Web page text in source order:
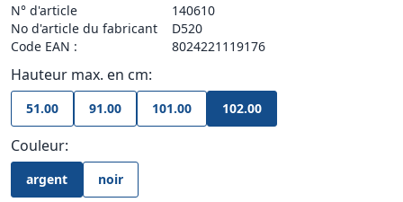
N° d'article
140610
No d'article du fabricant
D520
Code EAN :
8024221119176
Hauteur max. en cm:
51.00 91.00 101.00 102.00
Couleur:
argent noir